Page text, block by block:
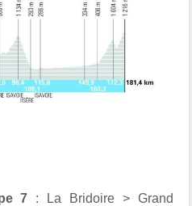
7 : La Bridoire > Grand